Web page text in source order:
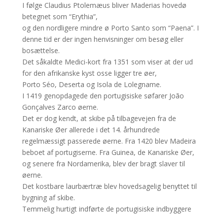
I følge Claudius Ptolemæus bliver Maderias hovedø
betegnet som “Erythia”,
og den nordligere mindre ø Porto Santo som “Paena”. I
denne tid er der ingen henvisninger om besøg eller
bosættelse.
Det såkaldte Medici-kort fra 1351 som viser at der ud
for den afrikanske kyst osse ligger tre øer,
Porto Séo, Deserta og Isola de Lolegname.
I 1419 genopdagede den portugisiske søfarer João
Gonçalves Zarco øerne.
Det er dog kendt, at skibe på tilbagevejen fra de
Kanariske Øer allerede i det 14. århundrede
regelmæssigt passerede øerne. Fra 1420 blev Madeira
beboet af portugiserne. Fra Guinea, de Kanariske Øer,
og senere fra Nordamerika, blev der bragt slaver til
øerne.
Det kostbare laurbærtræ blev hovedsagelig benyttet til
bygning af skibe.
Temmelig hurtigt indførte de portugisiske indbyggere